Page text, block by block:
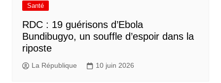
Santé
RDC : 19 guérisons d’Ebola
Bundibugyo, un souffle d’espoir dans la
riposte
La République 10 juin 2026